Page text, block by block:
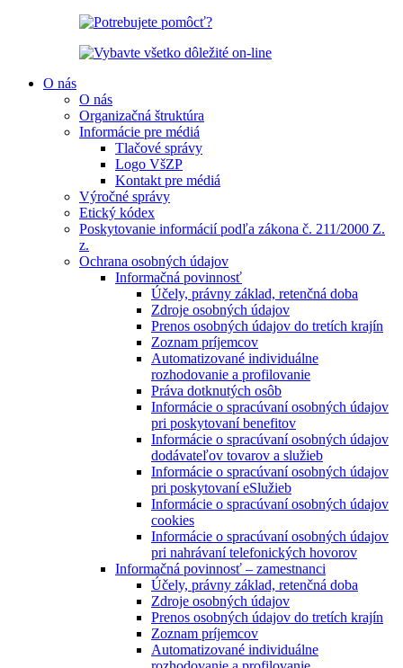
O nás
O nás
Organizačná štruktúra
Informácie pre médiá
Tlačové správy
Logo VšZP
Kontakt pre médiá
Výročné správy
Etický kódex
Poskytovanie informácií podľa zákona č. 211/2000 Z.
z.
Ochrana osobných údajov
Informačná povinnosť
Účely, právny základ, retenčná doba
Zdroje osobných údajov
Prenos osobných údajov do tretích krajín
Zoznam príjemcov
Automatizované individuálne
rozhodovanie a profilovanie
Práva dotknutých osôb
Informácie o spracúvaní osobných údajov
pri poskytovaní benefitov
Informácie o spracúvaní osobných údajov
dodávateľov tovarov a služieb
Informácie o spracúvaní osobných údajov
pri poskytovaní eSlužieb
Informácie o spracúvaní osobných údajov
cookies
Informácie o spracúvaní osobných údajov
pri nahrávaní telefonických hovorov
Informačná povinnosť – zamestnanci
Účely, právny základ, retenčná doba
Zdroje osobných údajov
Prenos osobných údajov do tretích krajín
Zoznam príjemcov
Automatizované individuálne